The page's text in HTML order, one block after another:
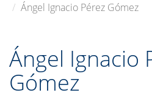
Ángel Ignacio Pérez Gómez
Ángel Ignacio
Gómez